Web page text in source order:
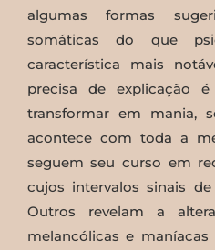
algumas formas
somáticas do que
característica mais
precisa de explicação
transformar em mania,
acontece com toda a
seguem seu curso em
cujos intervalos sinais
Outros revelam a
melancólicas e